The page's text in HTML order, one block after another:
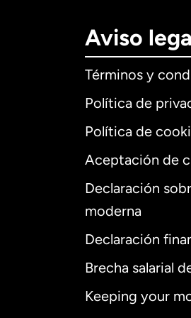
Aviso
Términos y
Política de
Política de
Aceptación de
Declaración
moderna
Declaración
Brecha salarial
Keeping your